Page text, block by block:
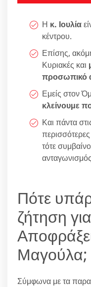
Η κ. Ιουλία
κέντρου.
Επίσης,
Κυριακές και
προσωπικό
Εμείς στον
κλείνουμε
Και πάντα
τότε
ανταγωνισμός
Πότε
ζήτηση
Μαγούλα;
Σύμφωνα με τα